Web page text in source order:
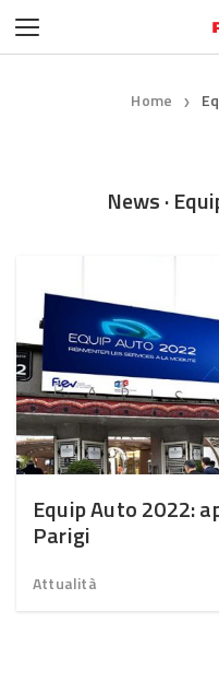
Home ❯
News ·
Equip Auto 2022:
Parigi
Attualità